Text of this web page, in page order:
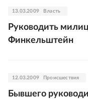
13.03.2009 Власть
Руководить
Финкельштейн
12.03.2009 Происшествия
Бывшего